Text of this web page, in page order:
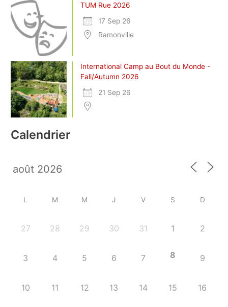
TUM Rue 2026
17 Sep 26
Ramonville
International Camp au Bout du Monde -
Fall/Autumn 2026
21 Sep 26
Calendrier
L M M J V S D
27 28 29 30 31 1 2
3 4 5 6 7 8 9
10 11 12 13 14 15 16